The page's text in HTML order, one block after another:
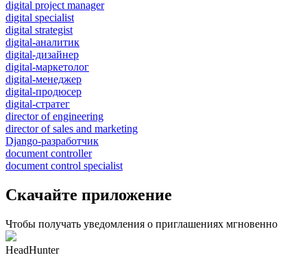
digital project manager
digital specialist
digital strategist
digital-аналитик
digital-дизайнер
digital-маркетолог
digital-менеджер
digital-продюсер
digital-стратег
director of engineering
director of sales and marketing
Django-разработчик
document controller
document control specialist
Скачайте приложение
Чтобы получать уведомления о приглашениях мгновенно
HeadHunter